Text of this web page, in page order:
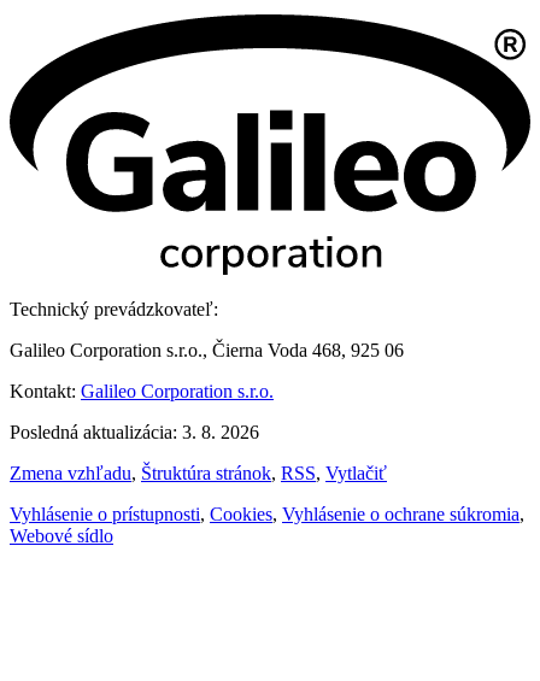
Technický prevádzkovateľ:
Galileo Corporation s.r.o., Čierna Voda 468, 925 06
Kontakt: Galileo Corporation s.r.o.
Posledná aktualizácia: 3. 8. 2026
Zmena vzhľadu, Štruktúra stránok, RSS, Vytlačiť
Vyhlásenie o prístupnosti, Cookies, Vyhlásenie o ochrane súkromia,
Webové sídlo